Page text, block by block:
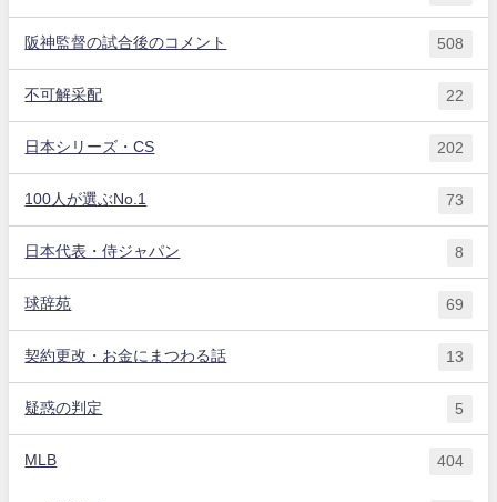
阪神監督の試合後のコメント 508
不可解采配 22
日本シリーズ・CS 202
100人が選ぶNo.1 73
日本代表・侍ジャパン 8
球辞苑 69
契約更改・お金にまつわる話 13
疑惑の判定 5
MLB 404